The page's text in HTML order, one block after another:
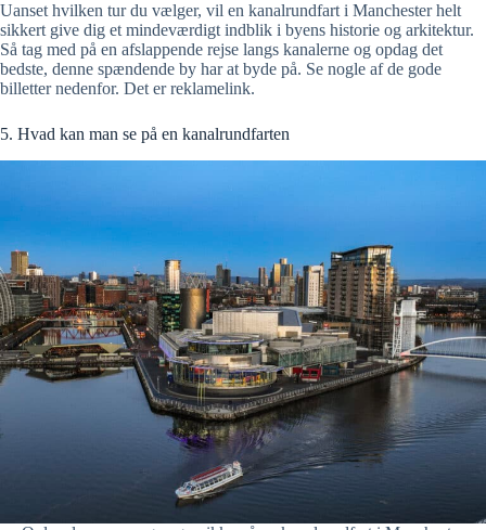
Uanset hvilken tur du vælger, vil en kanalrundfart i Manchester helt
sikkert give dig et mindeværdigt indblik i byens historie og arkitektur.
Så tag med på en afslappende rejse langs kanalerne og opdag det
bedste, denne spændende by har at byde på. Se nogle af de gode
billetter nedenfor. Det er reklamelink.
5. Hvad kan man se på en kanalrundfarten